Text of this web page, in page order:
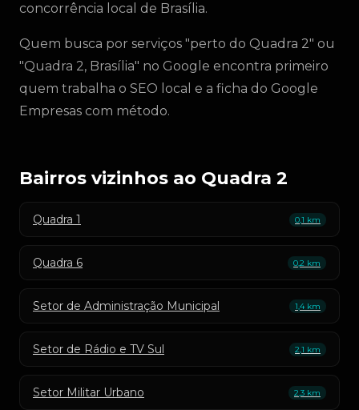
concorrência local de Brasília.
Quem busca por serviços "perto do Quadra 2" ou
"Quadra 2, Brasília" no Google encontra primeiro
quem trabalha o SEO local e a ficha do Google
Empresas com método.
Bairros vizinhos ao Quadra 2
Quadra 1 0,1 km
Quadra 6 0,2 km
Setor de Administração Municipal 1,4 km
Setor de Rádio e TV Sul 2,1 km
Setor Militar Urbano 2,3 km